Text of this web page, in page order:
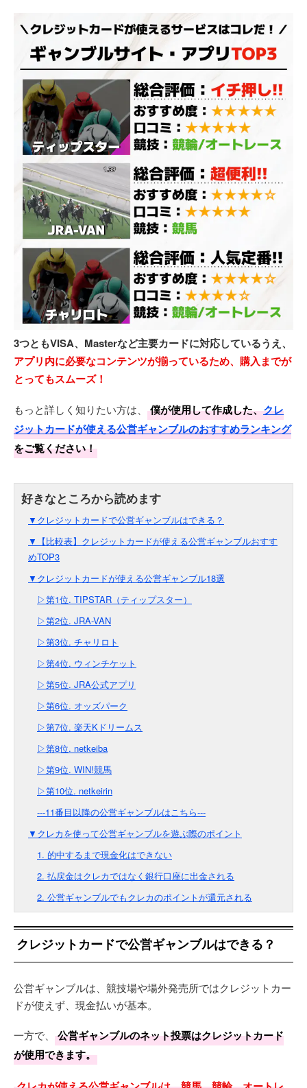
3つともVISA、Masterなど主要カードに対応しているうえ、
アプリ内に必要なコンテンツが揃っているため、購入までが
とってもスムーズ！
もっと詳しく知りたい方は、 僕が使用して作成した、クレ
ジットカードが使える公営ギャンブルのおすすめランキング
をご覧ください！
▼クレジットカードで公営ギャンブルはできる？
▼【比較表】クレジットカードが使える公営ギャンブルおすす
めTOP3
▼クレジットカードが使える公営ギャンブル18選
▷第1位. TIPSTAR（ティップスター）
▷第2位. JRA-VAN
▷第3位. チャリロト
▷第4位. ウィンチケット
▷第5位. JRA公式アプリ
▷第6位. オッズパーク
▷第7位. 楽天Kドリームス
▷第8位. netkeiba
▷第9位. WIN!競馬
▷第10位. netkeirin
---11番目以降の公営ギャンブルはこちら---
▼クレカを使って公営ギャンブルを遊ぶ際のポイント
1. 的中するまで現金化はできない
2. 払戻金はクレカではなく銀行口座に出金される
2. 公営ギャンブルでもクレカのポイントが還元される
クレジットカードで公営ギャンブルはできる？
公営ギャンブルは、競技場や場外発売所ではクレジットカー
ドが使えず、現金払いが基本。
一方で、
公営ギャンブルのネット投票はクレジットカード
が使用できます。